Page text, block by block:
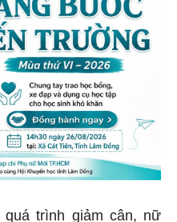
quá trình giảm cân, nữ